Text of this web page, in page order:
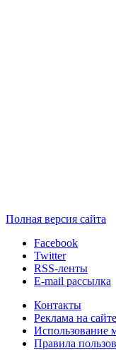
Полная версия сайта
Facebook
Twitter
RSS-ленты
E-mail рассылка
Контакты
Реклама на сайте
Использование
Правила